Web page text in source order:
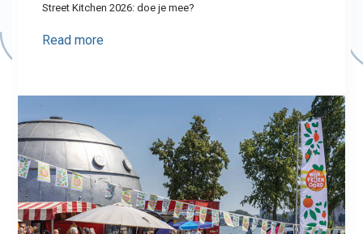
Street Kitchen 2026: doe je mee?
Read more